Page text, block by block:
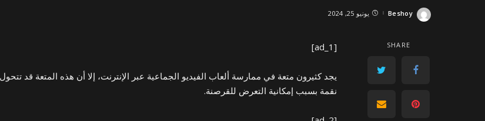
Posted
Beshoy يونيو 25, 2024
SHARE
[ad_1]
يجد كثيرون متعة في ممارسة ألعاب الفيديو الجماعية عبر الإنترنت، إلا أن هذه المتعة قد
نقمة بسبب إمكانية التعرض للقرصنة.